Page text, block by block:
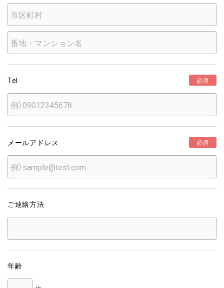
Tel 必須
メールアドレス 必須
ご連絡方法
年齢